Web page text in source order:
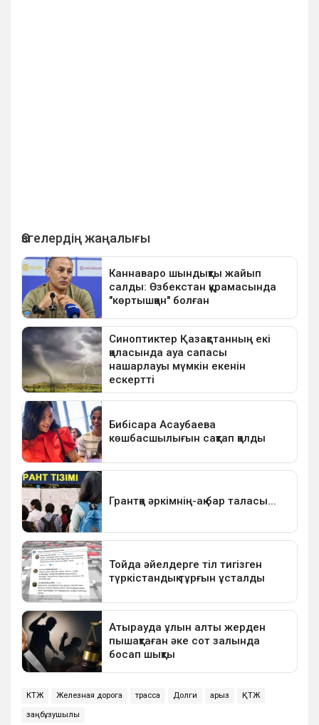
КТЖ Железная дорога трасса Долги қарыз ҚТЖ
заңбұзушылық